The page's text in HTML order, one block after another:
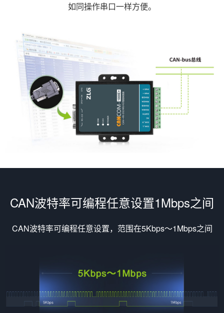
如同操作串口一样方便。
CAN波特率可编程任意设置1Mbps之间
CAN波特率可编程任意设置，范围在5Kbps～1Mbps之间